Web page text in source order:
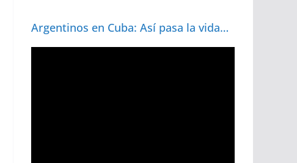
Argentinos en Cuba: Así pasa la vida…